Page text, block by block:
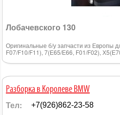
Лобачевского 130
Оригинальные б/у запчасти из Европы
F07/F10/F11), 7(Е65/Е66, F01/F02),
Разборка в Королеве BMW
Тел: +7(926)862-23-58